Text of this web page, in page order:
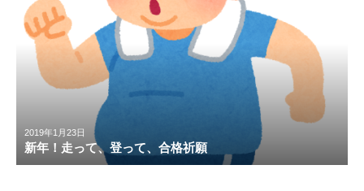
2019年1月23日
新年！走って、登って、合格祈願